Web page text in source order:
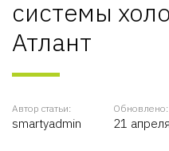
системы
Атлант
Автор статьи:
smartyadmin
Обновлено:
21